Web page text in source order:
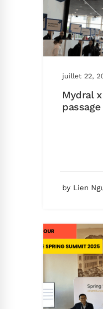
juillet 22,
Mydral
passage
by Lien